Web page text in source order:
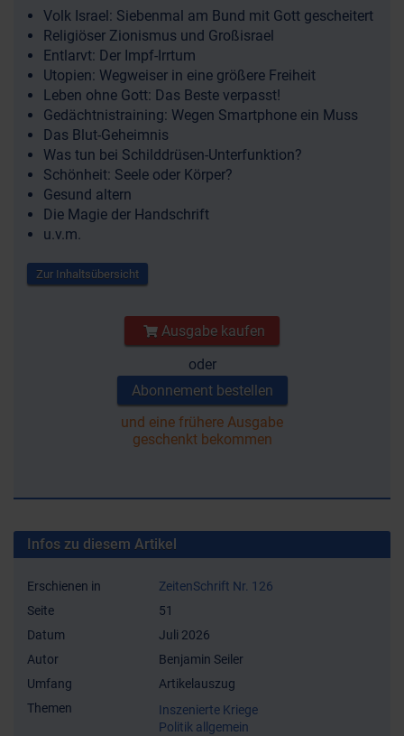
Volk Israel: Siebenmal am Bund mit Gott gescheitert
Religiöser Zionismus und Großisrael
Entlarvt: Der Impf-Irrtum
Utopien: Wegweiser in eine größere Freiheit
Leben ohne Gott: Das Beste verpasst!
Gedächtnistraining: Wegen Smartphone ein Muss
Das Blut-Geheimnis
Was tun bei Schilddrüsen-Unterfunktion?
Schönheit: Seele oder Körper?
Gesund altern
Die Magie der Handschrift
u.v.m.
Zur Inhaltsübersicht
Ausgabe kaufen
oder
Abonnement bestellen
und eine frühere Ausgabe
geschenkt bekommen
Infos zu diesem Artikel
Erschienen in
ZeitenSchrift Nr. 126
Seite
51
Datum
Juli 2026
Autor
Benjamin Seiler
Umfang
Artikelauszug
Themen
Inszenierte Kriege
Politik allgemein